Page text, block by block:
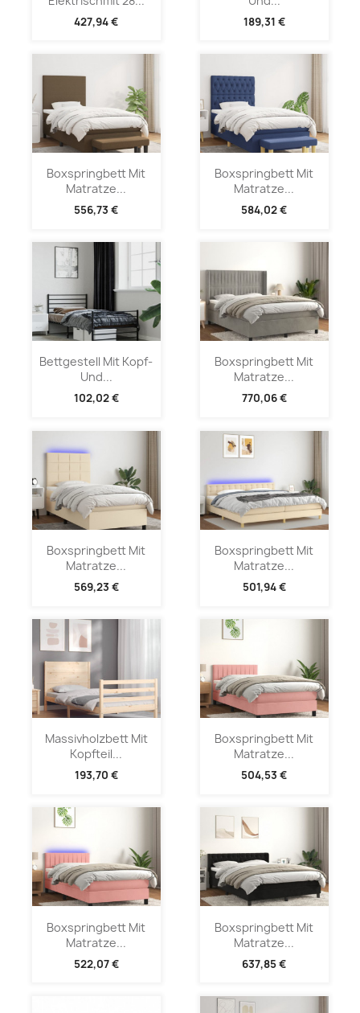
427,94 € 189,31 €
Boxspringbett Mit
Matratze...
556,73 €
Boxspringbett Mit
Matratze...
584,02 €
Bettgestell Mit Kopf-
Und...
102,02 €
Boxspringbett Mit
Matratze...
770,06 €
Boxspringbett Mit
Matratze...
569,23 €
Boxspringbett Mit
Matratze...
501,94 €
Massivholzbett Mit
Kopfteil...
193,70 €
Boxspringbett Mit
Matratze...
504,53 €
Boxspringbett Mit
Matratze...
522,07 €
Boxspringbett Mit
Matratze...
637,85 €